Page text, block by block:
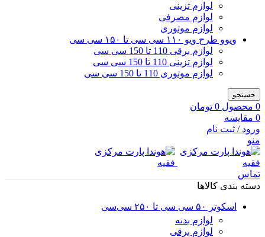
لوازم تزینی
لوازم مصرفی
لوازم موتوری
ویوو طرح ویو ۱۱۰ سی سی تا ۱۵۰ سی سی
لوازم برقی 110 تا 150 سی سی
لوازم تزینی 110 تا 150 سی سی
لوازم موتوری 110 تا 150 سی سی
جستجو
0 محصول 0 تومان
0 مقایسه
ورود / ثبت نام
منو
تماس
دسته بندی کالاها
اسکوتر ۵۰ سی سی تا ۲۵۰ سی‌سی
لوازم بدنه
لوازم برقی